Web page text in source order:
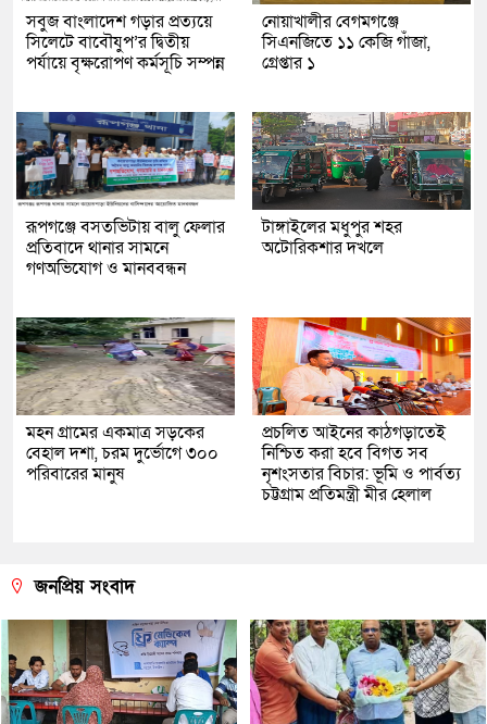
সবুজ বাংলাদেশ গড়ার প্রত্যয়ে
সিলেটে বাবৌযুপ’র দ্বিতীয়
পর্যায়ে বৃক্ষরোপণ কর্মসূচি সম্পন্ন
নোয়াখালীর বেগমগঞ্জে
সিএনজিতে ১১ কেজি গাঁজা,
গ্রেপ্তার ১
রূপগঞ্জে বসতভিটায় বালু ফেলার
প্রতিবাদে থানার সামনে
গণঅভিযোগ ও মানববন্ধন
টাঙ্গাইলের মধুপুর শহর
অটোরিকশার দখলে
মহন গ্রামের একমাত্র সড়কের
বেহাল দশা, চরম দুর্ভোগে ৩০০
পরিবারের মানুষ
প্রচলিত আইনের কাঠগড়াতেই
নিশ্চিত করা হবে বিগত সব
নৃশংসতার বিচার: ভূমি ও পার্বত্য
চট্টগ্রাম প্রতিমন্ত্রী মীর হেলাল
জনপ্রিয় সংবাদ